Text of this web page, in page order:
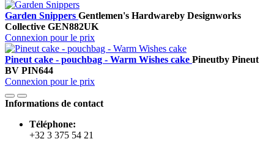
Garden Snippers Gentlemen's Hardwareby Designworks
Collective GEN882UK
Connexion pour le prix
Pineut cake - pouchbag - Warm Wishes cake Pineutby Pineut
BV PIN644
Connexion pour le prix
Informations de contact
Téléphone:
+32 3 375 54 21